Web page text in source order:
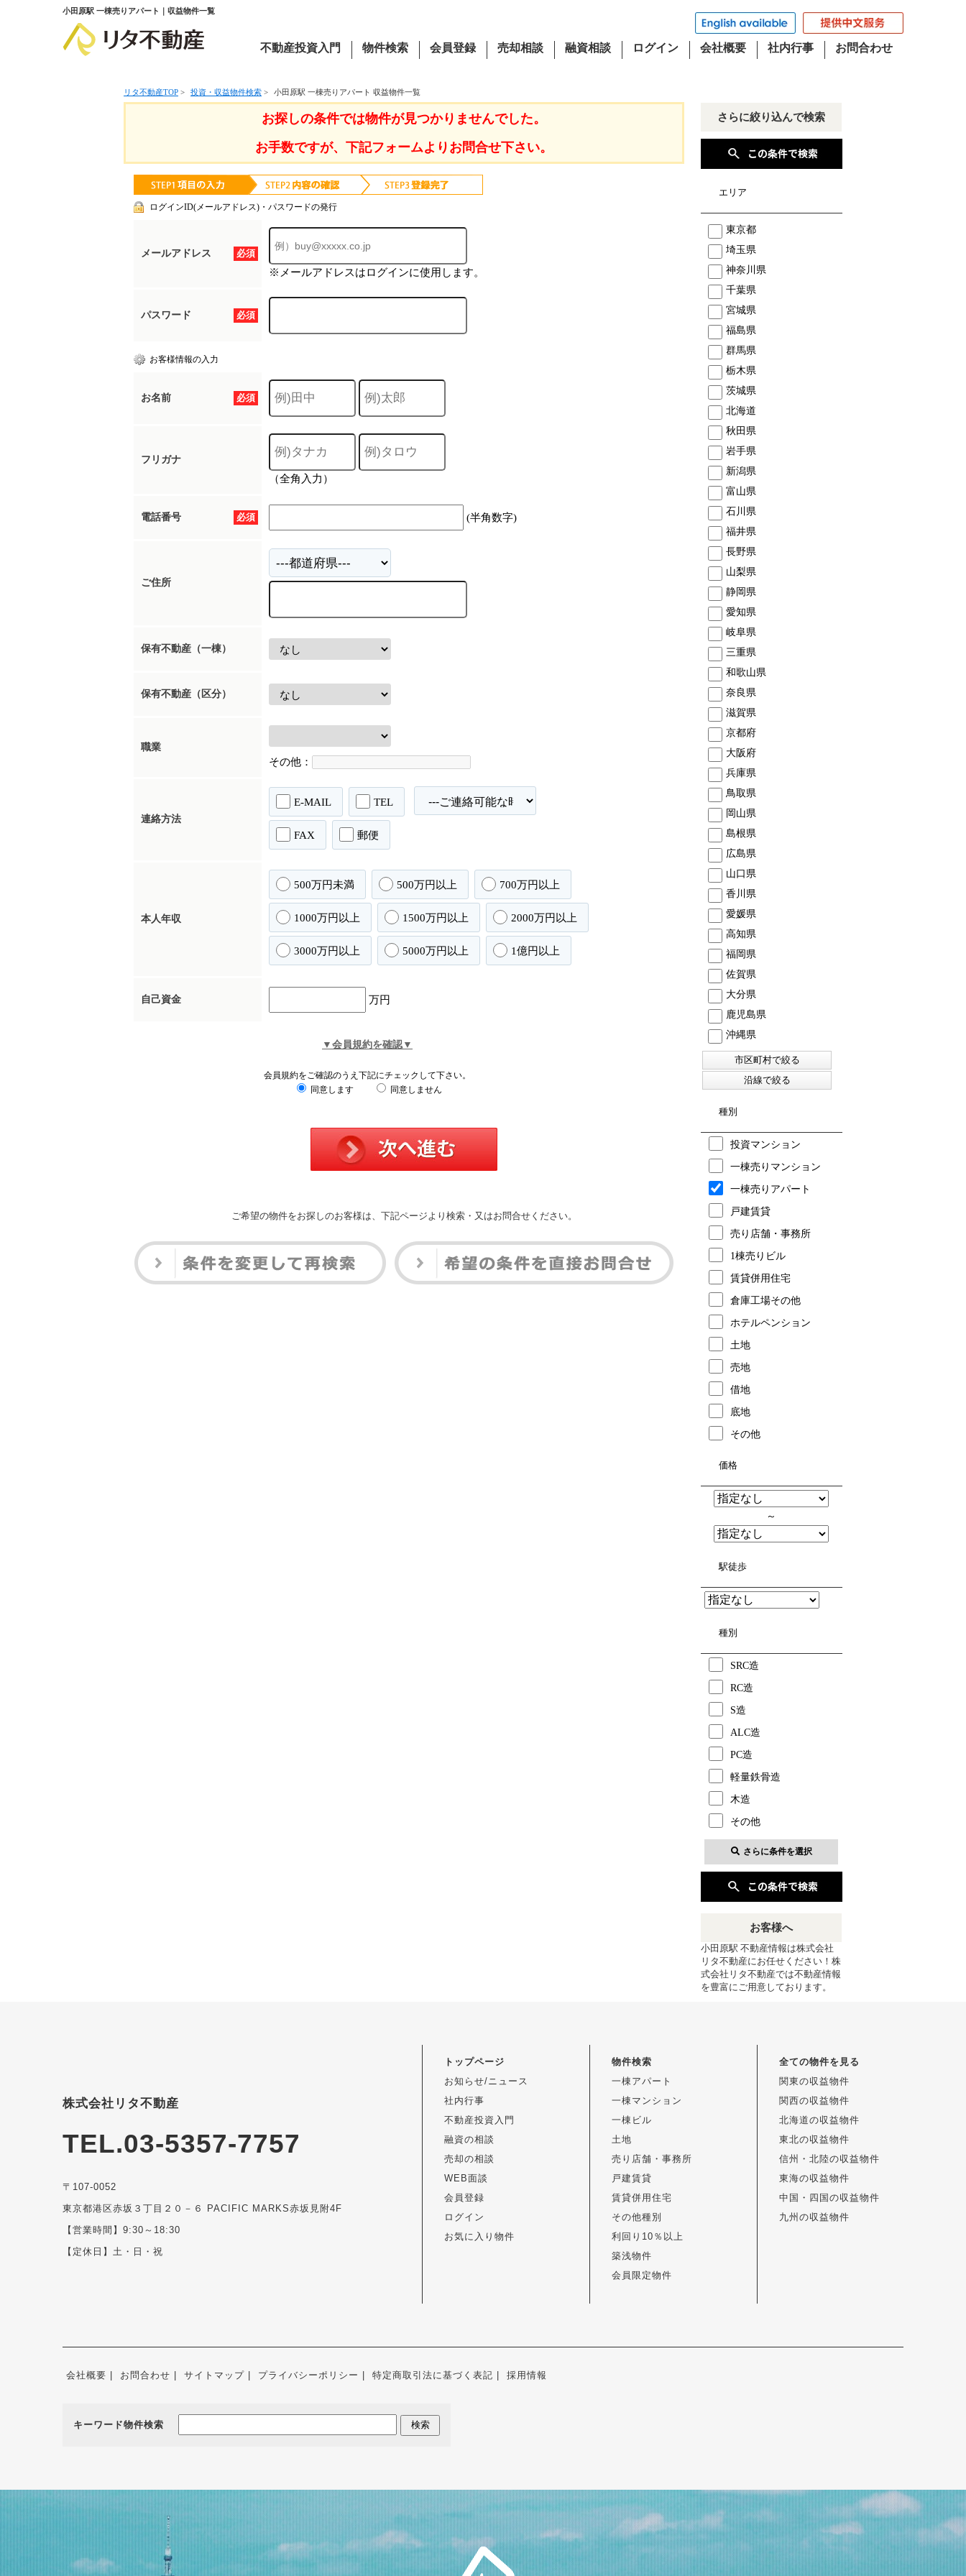
小田原駅 一棟売りアパート｜収益物件一覧
不動産投資入門 物件検索 会員登録 売却相談 融資相談 ログイン 会社概要 社内行事 お問合わせ
リタ不動産TOP > 投資・収益物件検索 > 小田原駅 一棟売りアパート 収益物件一覧
お探しの条件では物件が見つかりませんでした。
お手数ですが、下記フォームよりお問合せ下さい。
ログインID(メールアドレス)・パスワードの発行
必須
メールアドレス
※メールアドレスはログインに使用します。
必須
パスワード
お客様情報の入力
必須
お名前
フリガナ
（全角入力）
必須
電話番号 (半角数字)
ご住所
保有不動産（一棟）
保有不動産（区分）
職業
その他：
連絡方法
E-MAIL TEL
FAX 郵便
本人年収
500万円未満 500万円以上 700万円以上
1000万円以上 1500万円以上 2000万円以上
3000万円以上 5000万円以上 1億円以上
自己資金 万円
▼会員規約を確認▼
会員規約をご確認のうえ下記にチェックして下さい。
同意します
同意しません
ご希望の物件をお探しのお客様は、下記ページより検索・又はお問合せください。
さらに絞り込んで検索
エリア
東京都
埼玉県
神奈川県
千葉県
宮城県
福島県
群馬県
栃木県
茨城県
北海道
秋田県
岩手県
新潟県
富山県
石川県
福井県
長野県
山梨県
静岡県
愛知県
岐阜県
三重県
和歌山県
奈良県
滋賀県
京都府
大阪府
兵庫県
鳥取県
岡山県
島根県
広島県
山口県
香川県
愛媛県
高知県
福岡県
佐賀県
大分県
鹿児島県
沖縄県
種別
投資マンション
一棟売りマンション
一棟売りアパート
戸建賃貸
売り店舗・事務所
1棟売りビル
賃貸併用住宅
倉庫工場その他
ホテルペンション
土地
売地
借地
底地
その他
価格
～
駅徒歩
種別
SRC造
RC造
S造
ALC造
PC造
軽量鉄骨造
木造
その他
さらに条件を選択
お客様へ
小田原駅 不動産情報は株式会社
リタ不動産にお任せください！株
式会社リタ不動産では不動産情報
を豊富にご用意しております。
株式会社リタ不動産
TEL.03-5357-7757
〒107-0052
東京都港区赤坂３丁目２０－６ PACIFIC MARKS赤坂見附4F
【営業時間】9:30～18:30
【定休日】土・日・祝
トップページ
お知らせ/ニュース
社内行事
不動産投資入門
融資の相談
売却の相談
WEB面談
会員登録
ログイン
お気に入り物件
物件検索
一棟アパート
一棟マンション
一棟ビル
土地
売り店舗・事務所
戸建賃貸
賃貸併用住宅
その他種別
利回り10％以上
築浅物件
会員限定物件
全ての物件を見る
関東の収益物件
関西の収益物件
北海道の収益物件
東北の収益物件
信州・北陸の収益物件
東海の収益物件
中国・四国の収益物件
九州の収益物件
会社概要 お問合わせ サイトマップ プライバシーポリシー 特定商取引法に基づく表記 採用情報
キーワード物件検索 検索